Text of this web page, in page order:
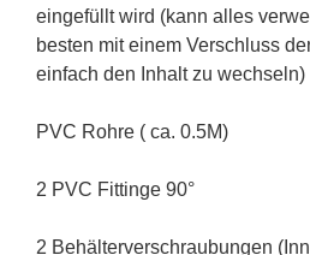
eingefüllt wird (kann alles
besten mit einem Verschluss
einfach den Inhalt zu wechseln)
PVC Rohre ( ca. 0.5M)
2 PVC Fittinge 90°
2 Behälterverschraubungen